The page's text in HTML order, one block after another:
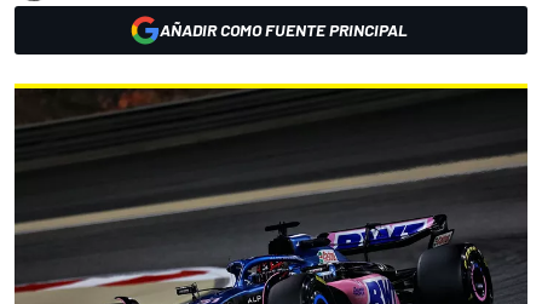
AÑADIR COMO FUENTE PRINCIPAL